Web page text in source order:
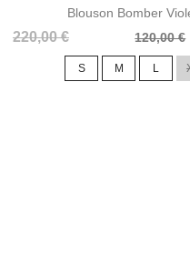
Blouson Bomber
220,00 €
Prix
120,00 €
Prix
S M L